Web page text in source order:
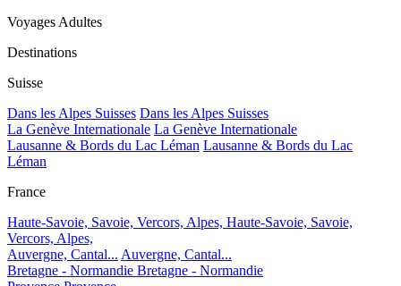
Voyages Adultes
Destinations
Suisse
Dans les Alpes Suisses Dans les Alpes Suisses
La Genève Internationale La Genève Internationale
Lausanne & Bords du Lac Léman Lausanne & Bords du Lac
Léman
France
Haute-Savoie, Savoie, Vercors, Alpes, Haute-Savoie, Savoie,
Vercors, Alpes,
Auvergne, Cantal... Auvergne, Cantal...
Bretagne - Normandie Bretagne - Normandie